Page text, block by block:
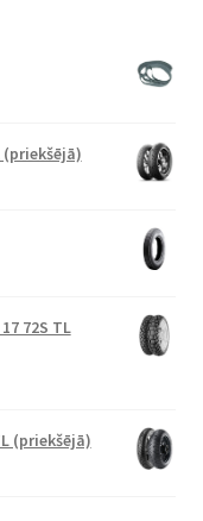
(priekšējā)
72S TL
(priekšējā)